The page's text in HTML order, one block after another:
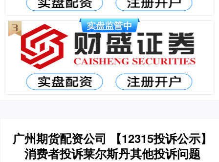
广州期货配资公司 【12315投诉公示】
消费者投诉莱尔斯丹其他投诉问题